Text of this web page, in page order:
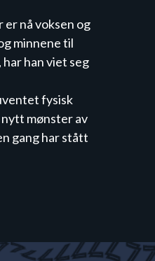
nå voksen og
minnene til
har han viet seg
fysisk
mønster av
gang har stått